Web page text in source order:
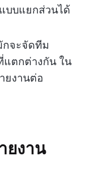
บบแยกส่วนได้
กจะจัดทีม
ตกต่างกัน ใน
ยงานต่อ
ยงาน